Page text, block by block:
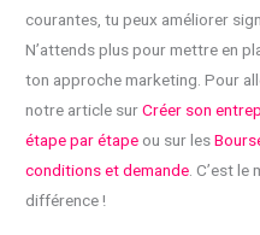
courantes, tu peux améliorer
N’attends plus pour mettre en
ton approche marketing. Pour
notre article surCréer son
étape par étape ou sur les
conditions et demande . C’est
différence !